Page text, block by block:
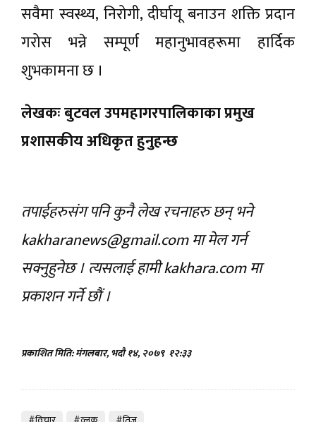
सवैमा स्वस्थ्य, निरोगी, दीर्घायू बनाउन शक्ति प्रदान
गरोस भन्ने सम्पूर्ण महानुभावहरूमा हार्दिक
शुभकामना छ ।
लेखकः बुटवल उपमहागरपालिकाका प्रमुख
प्रशासकीय अधिकृत हुनुहन्छ
तपाईहरुसंग पनि कुनै लेख रचनाहरु छन् भने
kakharanews@gmail.comमा मेल गर्न
सक्नुहुनेछ । त्यसलाई हामी kakhara.com मा
प्रकाशन गर्ने छौं ।
प्रकाशित मिति: मंगलबार, भदौ १४, २०७९ १२:३३